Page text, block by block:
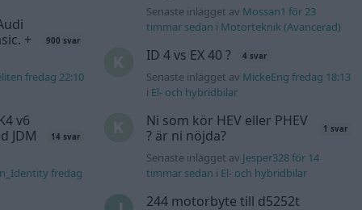
+
900 svar
fredag 22:10
v6
JDM
14 svar
fredag
Senaste inlägget av Mossan1 för 23
timmar sedan i Motorteknik (Avancerad)
ID 4 vs EX 40 ? 4 svar
Senaste inlägget av MickeEng fredag 18:13
i El- och hybridbilar
Ni som kör HEV eller PHEV
? är ni nöjda?
1 svar
Senaste inlägget av Jesper328 för 14
timmar sedan i El- och hybridbilar
244 motorbyte till d5252t